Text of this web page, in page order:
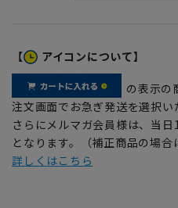
【 アイコンについて】
の表示の
注文画面でお急ぎ発送を選択い
さらにメルマガ会員様は、当
となります。（補正商品の場合
詳しくはこちら